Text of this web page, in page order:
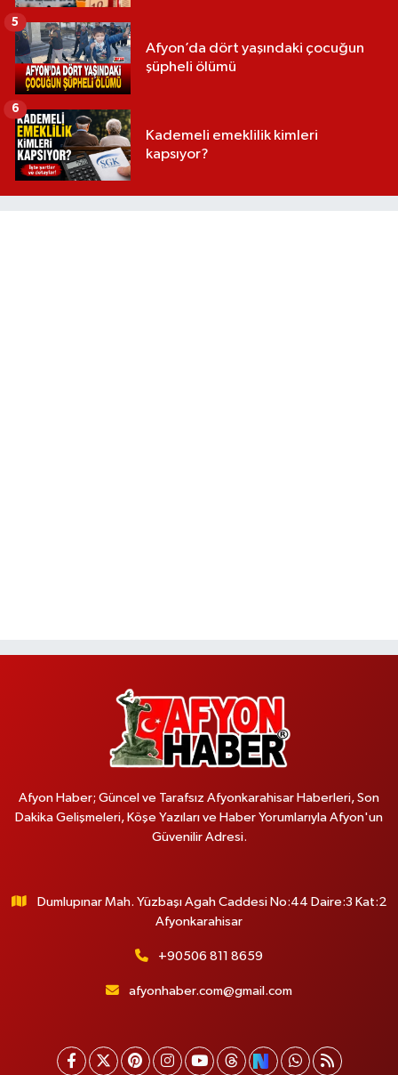
Afyon’da dört yaşındaki çocuğun
şüpheli ölümü
5
Kademeli emeklilik kimleri
kapsıyor?
6
Afyon Haber; Güncel ve Tarafsız Afyonkarahisar Haberleri, Son
Dakika Gelişmeleri, Köşe Yazıları ve Haber Yorumlarıyla Afyon'un
Güvenilir Adresi.
Dumlupınar Mah. Yüzbaşı Agah Caddesi No:44 Daire:3 Kat:2
Afyonkarahisar
+90506 811 8659
afyonhaber.com@gmail.com